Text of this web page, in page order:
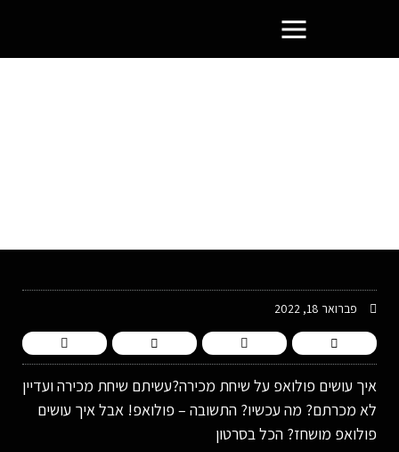
פברואר 18, 2022
איך עושים פולואפ על שיחת מכירה?עשיתם שיחת מכירה ועדיין
לא מכרתם? מה עכשיו? התשובה – פולואפ! אבל איך עושים
פולואפ מושחז? הכל בסרטון